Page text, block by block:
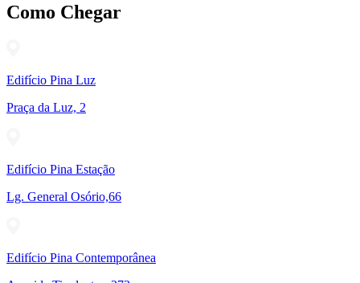
Como Chegar
Edifício Pina Luz
Praça da Luz, 2
Edifício Pina Estação
Lg. General Osório,66
Edifício Pina Contemporânea